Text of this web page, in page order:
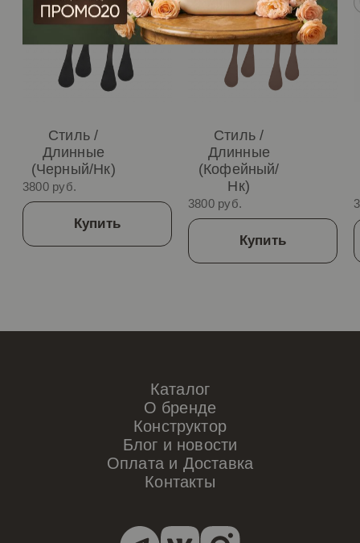
Стиль /
Длинные
(Черный/нк)
3800 руб.
Купить
Стиль /
Длинные
(Кофейный/
Нк)
3800 руб.
Купить
Каталог
О бренде
Конструктор
Блог и новости
Оплата и Доставка
Контакты